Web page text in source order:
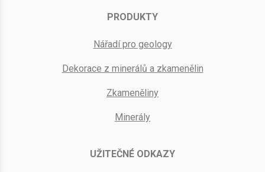
PRODUKTY
Nářadí pro geology
Dekorace z minerálů a zkamenělin
Zkameněliny
Minerály
UŽITEČNÉ ODKAZY